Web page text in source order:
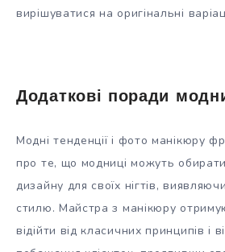
вирішуватися на оригінальні
Додаткові поради
Модні тенденції і фото манікюру
про те, що модниці можуть обирати
дизайну для своїх нігтів,
стилю. Майстра з манікюру
відійти від класичних принципів і